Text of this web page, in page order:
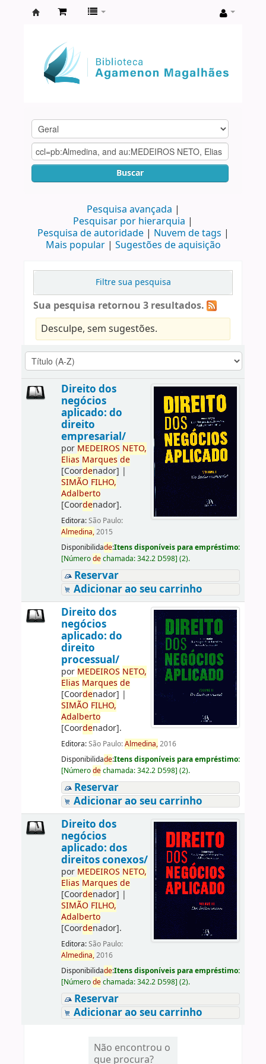
Agamenon
Magalhães
Buscar
Pesquisa avançada
Pesquisar por hierarquia
Pesquisa de autoridade
Nuvem de tags
Mais popular
Sugestões de aquisição
Filtre sua pesquisa
Sua pesquisa retornou 3 resultados.
Desculpe, sem sugestões.
Direito dos
negócios
aplicado: do
direito
empresarial/
por MEDEIROS NETO,
Elias Marques de
[Coordenador] |
SIMÃO FILHO,
Adalberto
[Coordenador].
Editora:São Paulo:
Almedina,2015
Disponibilidade:Itens disponíveis para empréstimo:
[Númerodechamada:342.2 D598] (2).
Reservar
Adicionar ao seu carrinho
Direito dos
negócios
aplicado: do
direito
processual/
por MEDEIROS NETO,
Elias Marques de
[Coordenador] |
SIMÃO FILHO,
Adalberto
[Coordenador].
Editora:São Paulo:Almedina,2016
Disponibilidade:Itens disponíveis para empréstimo:
[Númerodechamada:342.2 D598] (2).
Reservar
Adicionar ao seu carrinho
Direito dos
negócios
aplicado: dos
direitos conexos/
por MEDEIROS NETO,
Elias Marques de
[Coordenador] |
SIMÃO FILHO,
Adalberto
[Coordenador].
Editora:São Paulo:
Almedina,2016
Disponibilidade:Itens disponíveis para empréstimo:
[Númerodechamada:342.2 D598] (2).
Reservar
Adicionar ao seu carrinho
Não encontrou o
que procura?